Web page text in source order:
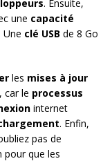
. Ensuite,
une capacité
Une clé USB de 8 Go
les mises à jour
car le processus
internet
. Enfin,
pas de
pour que les